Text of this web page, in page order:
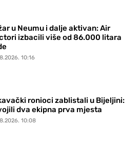
u Neumu i dalje aktivan: Air
izbacili više od 86.000 litara
10:16
ronioci zablistali u Bijeljini:
dva ekipna prva mjesta
10:08